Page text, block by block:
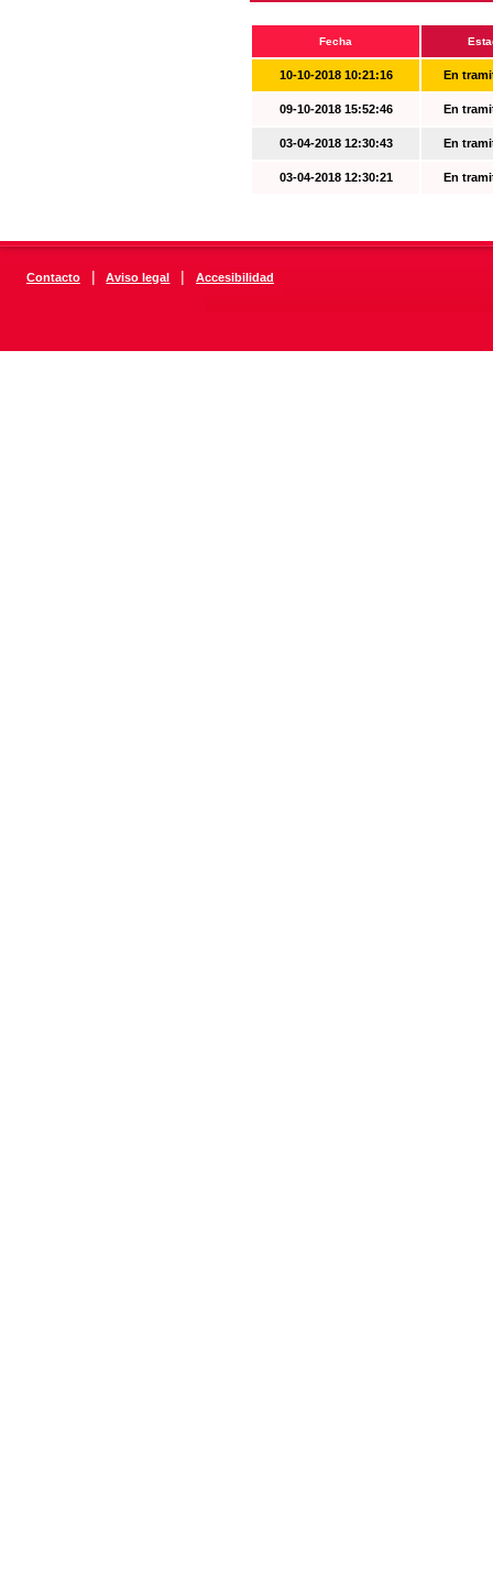
Fecha
10-10-2018 10:21:16 En
09-10-2018 15:52:46 En
03-04-2018 12:30:43 En
03-04-2018 12:30:21 En
Contacto | Aviso legal | Accesibilidad